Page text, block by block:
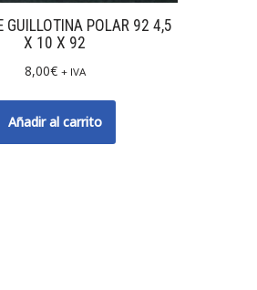
GUILLOTINA POLAR 92 4,5
X 10 X 92
8,00€ + IVA
Añadir al carrito